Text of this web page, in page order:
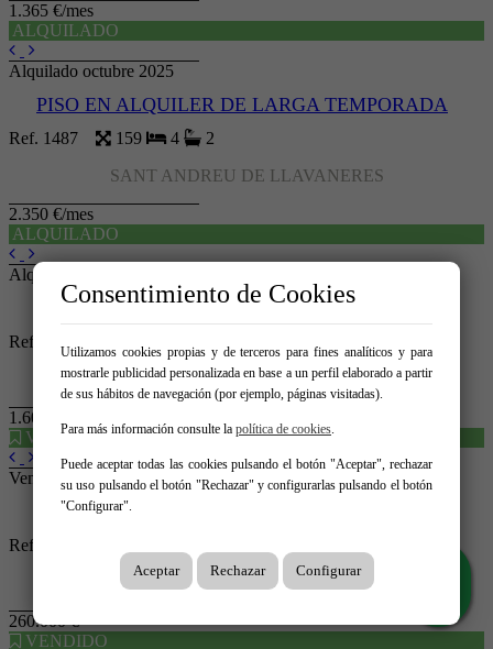
1.365 €/mes
ALQUILADO
Alquilado octubre 2025
PISO EN ALQUILER DE LARGA TEMPORADA
Ref. 1487 159 4 2
SANT ANDREU DE LLAVANERES
2.350 €/mes
ALQUILADO
Alquilado octubre 2025
Piso en zona de Can Sanç en EXCLUSIVA
Ref. 1456
RESERVADO
1.600 €/mes
VENDIDO
Vendido agosto 2025
PISO EN VENTA PARA INVERSORES
Ref. 1352
SANT ANDREU DE LLAVANERES - CENTRE
260.000 €
VENDIDO
Consentimiento de Cookies
Utilizamos cookies propias y de terceros para fines analíticos y para
mostrarle publicidad personalizada en base a un perfil elaborado a partir
de sus hábitos de navegación (por ejemplo, páginas visitadas).
Para más información consulte la política de cookies.
Puede aceptar todas las cookies pulsando el botón "Aceptar", rechazar
su uso pulsando el botón "Rechazar" y configurarlas pulsando el botón
"Configurar".
Aceptar Rechazar Configurar